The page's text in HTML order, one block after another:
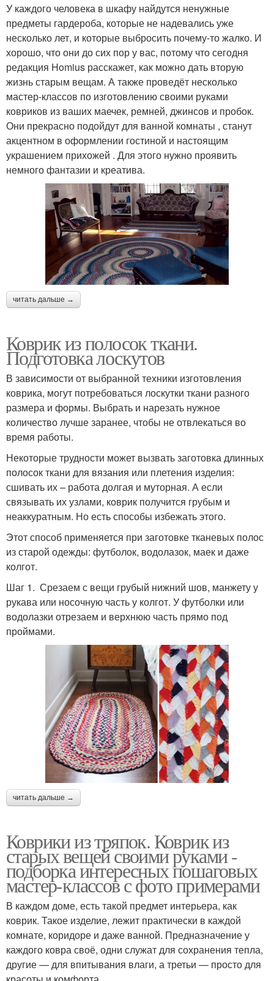
У каждого человека в шкафу найдутся ненужные
предметы гардероба, которые не надевались уже
несколько лет, и которые выбросить почему-то жалко. И
хорошо, что они до сих пор у вас, потому что сегодня
редакция Homius расскажет, как можно дать вторую
жизнь старым вещам. А также проведёт несколько
мастер-классов по изготовлению своими руками
ковриков из ваших маечек, ремней, джинсов и пробок.
Они прекрасно подойдут для ванной комнаты , станут
акцентном в оформлении гостиной и настоящим
украшением прихожей . Для этого нужно проявить
немного фантазии и креатива.
читать дальше →
Коврик из полосок ткани.
Подготовка лоскутов
В зависимости от выбранной техники изготовления
коврика, могут потребоваться лоскутки ткани разного
размера и формы. Выбрать и нарезать нужное
количество лучше заранее, чтобы не отвлекаться во
время работы.
Некоторые трудности может вызвать заготовка длинных
полосок ткани для вязания или плетения изделия:
сшивать их – работа долгая и муторная. А если
связывать их узлами, коврик получится грубым и
неаккуратным. Но есть способы избежать этого.
Этот способ применяется при заготовке тканевых полос
из старой одежды: футболок, водолазок, маек и даже
колгот.
Шаг 1. Срезаем с вещи грубый нижний шов, манжету у
рукава или носочную часть у колгот. У футболки или
водолазки отрезаем и верхнюю часть прямо под
проймами.
читать дальше →
Коврики из тряпок. Коврик из
старых вещей своими руками -
подборка интересных пошаговых
мастер-классов с фото примерами
В каждом доме, есть такой предмет интерьера, как
коврик. Такое изделие, лежит практически в каждой
комнате, коридоре и даже ванной. Предназначение у
каждого ковра своё, одни служат для сохранения тепла,
другие — для впитывания влаги, а третьи — просто для